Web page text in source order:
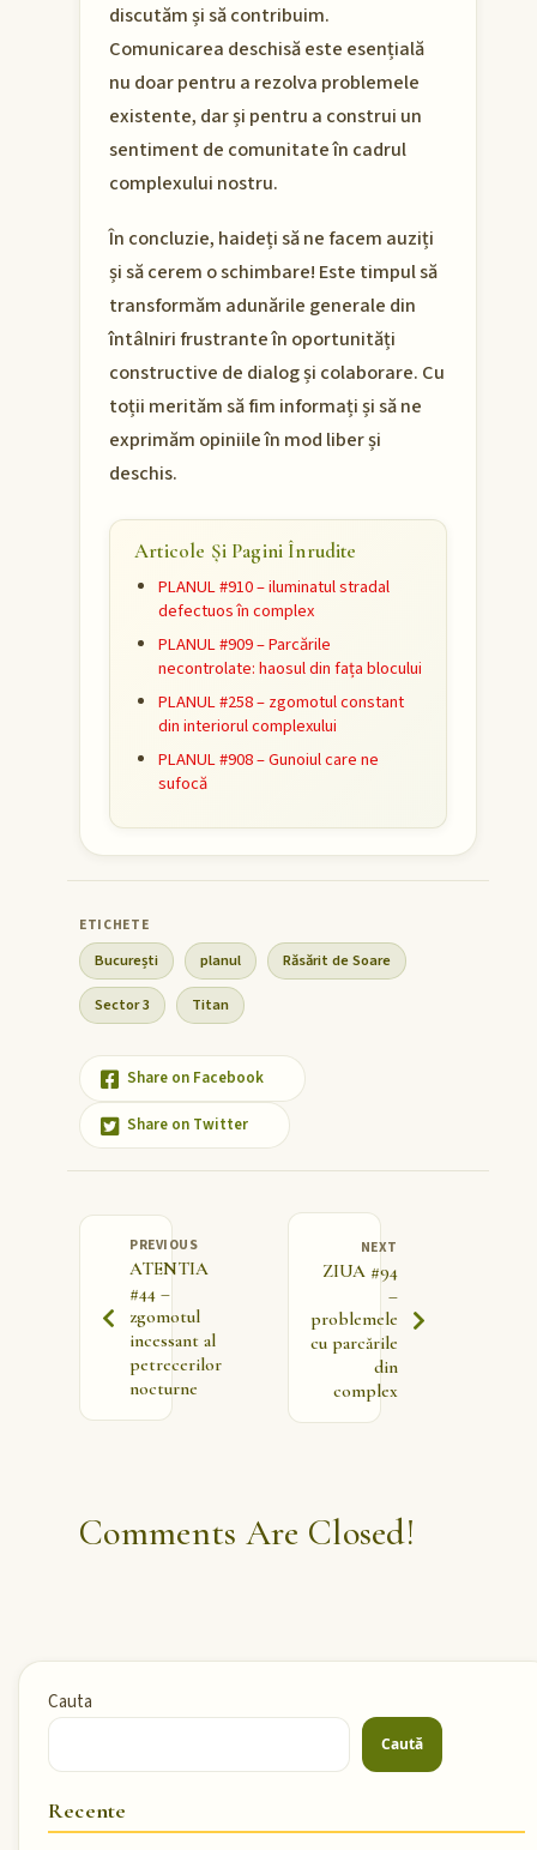
discutăm și să contribuim.
Comunicarea deschisă este esențială
nu doar pentru a rezolva problemele
existente, dar și pentru a construi un
sentiment de comunitate în cadrul
complexului nostru.
În concluzie, haideți să ne facem auziți
și să cerem o schimbare! Este timpul să
transformăm adunările generale din
întâlniri frustrante în oportunități
constructive de dialog și colaborare. Cu
toții merităm să fim informați și să ne
exprimăm opiniile în mod liber și
deschis.
Articole Și Pagini Înrudite
PLANUL #910 – iluminatul stradal
defectuos în complex
PLANUL #909 – Parcările
necontrolate: haosul din fața blocului
PLANUL #258 – zgomotul constant
din interiorul complexului
PLANUL #908 – Gunoiul care ne
sufocă
București planul Răsărit de Soare
Sector 3 Titan
Share on Facebook
Share on Twitter
PREVIOUS
ATENTIA
#44 –
zgomotul
incessant al
petrecerilor
nocturne
NEXT
ZIUA #94
–
problemele
cu parcările
din
complex
Comments Are Closed!
Cauta
Caută
Recente